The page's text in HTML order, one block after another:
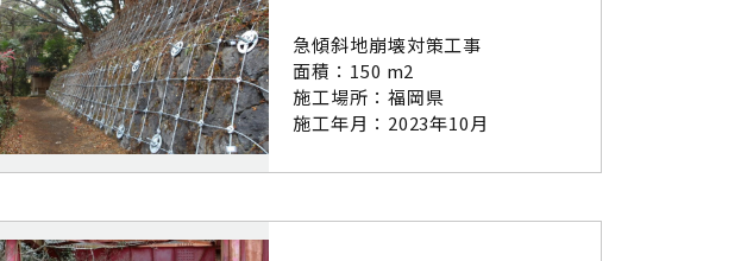
急傾斜地崩壊対策工事
面積：150 m2
施工場所：福岡県
施工年月：2023年10月